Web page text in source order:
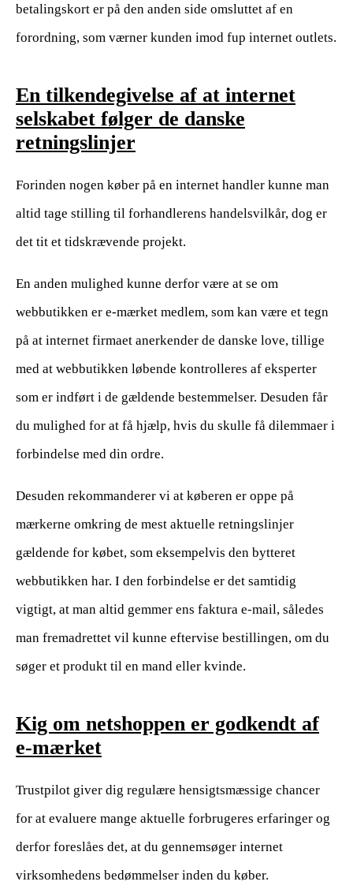
betalingskort er på den anden side omsluttet af en
forordning, som værner kunden imod fup internet outlets.
En tilkendegivelse af at internet
selskabet følger de danske
retningslinjer
Forinden nogen køber på en internet handler kunne man
altid tage stilling til forhandlerens handelsvilkår, dog er
det tit et tidskrævende projekt.
En anden mulighed kunne derfor være at se om
webbutikken er e-mærket medlem, som kan være et tegn
på at internet firmaet anerkender de danske love, tillige
med at webbutikken løbende kontrolleres af eksperter
som er indført i de gældende bestemmelser. Desuden får
du mulighed for at få hjælp, hvis du skulle få dilemmaer i
forbindelse med din ordre.
Desuden rekommanderer vi at køberen er oppe på
mærkerne omkring de mest aktuelle retningslinjer
gældende for købet, som eksempelvis den bytteret
webbutikken har. I den forbindelse er det samtidig
vigtigt, at man altid gemmer ens faktura e-mail, således
man fremadrettet vil kunne eftervise bestillingen, om du
søger et produkt til en mand eller kvinde.
Kig om netshoppen er godkendt af
e-mærket
Trustpilot giver dig regulære hensigtsmæssige chancer
for at evaluere mange aktuelle forbrugeres erfaringer og
derfor foreslåes det, at du gennemsøger internet
virksomhedens bedømmelser inden du køber.